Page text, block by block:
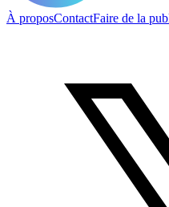
À proposContactFaire de la